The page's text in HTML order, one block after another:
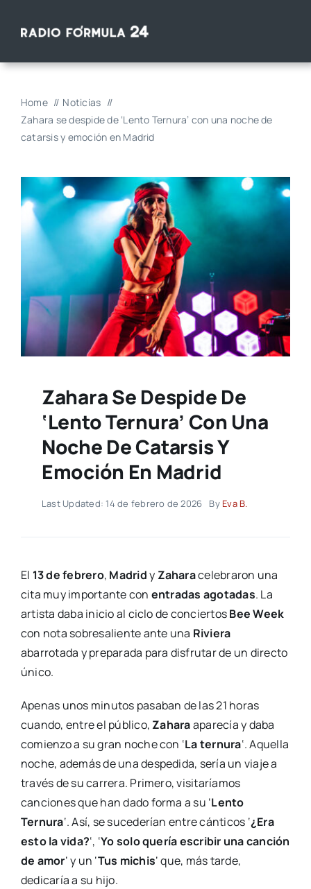
Home
Noticias
Zahara se despide de ‘Lento Ternura’ con una noche de
catarsis y emoción en Madrid
Zahara Se Despide De
‘Lento Ternura’ Con Una
Noche De Catarsis Y
Emoción En Madrid
Last Updated: 14 de febrero de 2026 By Eva B.
El 13 de febrero, Madridy Zaharacelebraron una
cita muy importante con entradas agotadas. La
artista daba inicio al ciclo de conciertosBee Week
con nota sobresaliente ante una Riviera
abarrotada y preparada para disfrutar de un directo
único.
Apenas unos minutos pasaban de las 21 horas
cuando, entre el público, Zaharaaparecía y daba
comienzo a su gran noche con ‘La ternura‘. Aquella
noche, además de una despedida, sería un viaje a
través de su carrera. Primero, visitaríamos
canciones que han dado forma a su ‘Lento
Ternura‘. Así, se sucederían entre cánticos ‘¿Era
esto la vida?‘, ‘Yo solo quería escribir una canción
de amor‘ y un ‘Tus michis‘ que, más tarde,
dedicaría a su hijo.